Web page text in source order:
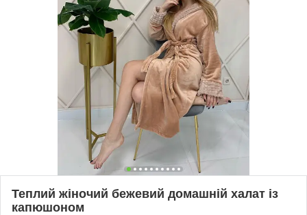
Теплий жіночий бежевий домашній халат із
капюшоном